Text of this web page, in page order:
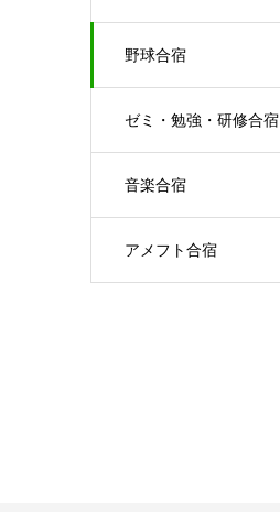
野球合宿
ゼミ・勉強・研修合宿
音楽合宿
アメフト合宿